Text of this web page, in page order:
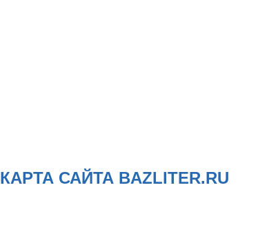
КАРТА САЙТА BAZLITER.RU